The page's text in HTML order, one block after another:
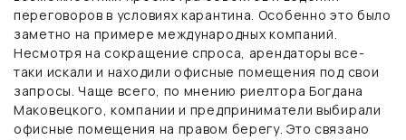
переговоров в условиях карантина. Особенно это было
заметно на примере международных компаний.
Несмотря на сокращение спроса, арендаторы все-
таки искали и находили офисные помещения под свои
запросы. Чаще всего, по мнению риелтора Богдана
Маковецкого, компании и предприниматели выбирали
офисные помещения на правом берегу. Это связано